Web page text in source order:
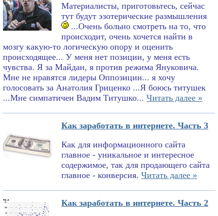
Материалисты, приготовьтесь, сейчас
тут будут эзотерические размышления
...Очень больно смотреть на то, что
происходит, очень хочется найти в
мозгу какую-то логическую опору и оценить
происходящее... У меня нет позиции, у меня есть
чувства. Я за Майдан, я против режима Януковича.
Мне не нравятся лидеры Оппозиции... я хочу
голосовать за Анатолия Гриценко ...Я боюсь титушек
...Мне симпатичен Вадим Титушко... Читать далее »
Как заработать в интернете. Часть 3
Как для информационного сайта
главное - уникальное и интересное
содержимое, так для продающего сайта
главное - конверсия. Читать далее »
Как заработать в интернете. Часть 2